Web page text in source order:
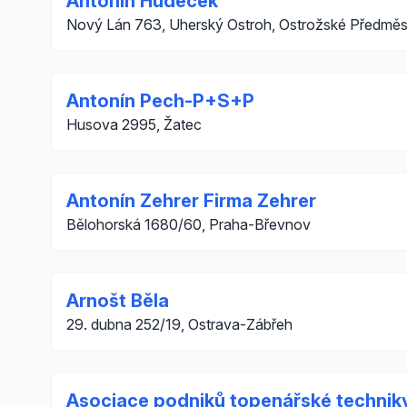
Nový Lán 763, Uherský Ostroh, Ostrožské
Antonín Pech-P+S+P
Husova 2995, Žatec
Antonín Zehrer Firma Zehrer
Bělohorská 1680/60, Praha-Břevnov
Arnošt Běla
29. dubna 252/19, Ostrava-Zábřeh
Asociace podniků topenářské